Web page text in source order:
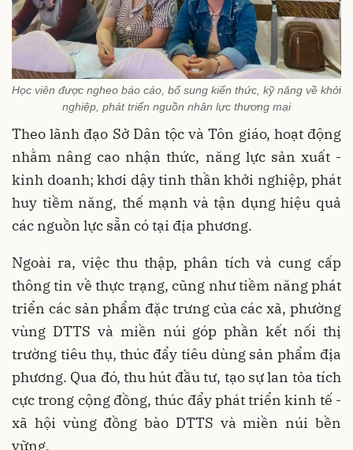
Học viên được ngheo báo cáo, bổ sung kiến thức, kỹ năng về khởi
nghiệp, phát triển nguồn nhân lực thương mại
Theo lãnh đạo Sở Dân tộc và Tôn giáo, hoạt động
nhằm nâng cao nhận thức, năng lực sản xuất -
kinh doanh; khơi dậy tinh thần khởi nghiệp, phát
huy tiềm năng, thế mạnh và tận dụng hiệu quả
các nguồn lực sẵn có tại địa phương.
Ngoài ra, việc thu thập, phân tích và cung cấp
thông tin về thực trạng, cũng như tiềm năng phát
triển các sản phẩm đặc trưng của các xã, phường
vùng DTTS và miền núi góp phần kết nối thị
trường tiêu thụ, thúc đẩy tiêu dùng sản phẩm địa
phương. Qua đó, thu hút đầu tư, tạo sự lan tỏa tích
cực trong cộng đồng, thúc đẩy phát triển kinh tế -
xã hội vùng đồng bào DTTS và miền núi bền
vững.